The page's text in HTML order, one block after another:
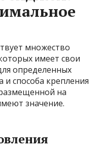
множество
имеет свои
определенных
способа крепления
на
значение.